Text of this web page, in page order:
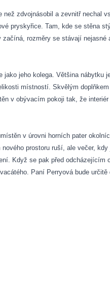
zdvojnásobil a zevnitř nechal
pryskyřice. Tam, kde se stěna
rozměry se stávají nejasné
jeho kolega. Většina nábytku
místností. Skvělým
v obývacím pokoji tak, že
v úrovni horních pater
prostoru ruší, ale večer,
Když se pak před odcházejícím
Paní Perryová bude